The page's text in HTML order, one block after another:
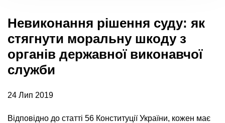
Невиконання рішення суду: як
стягнути моральну шкоду з
органів державної виконавчої
служби
24 Лип 2019
Відповідно до статті 56 Конституції України, кожен має